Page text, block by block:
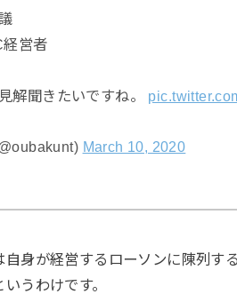
経営者
解聞きたいですね。
March 10, 2020
自身が経営するローソンに陳列す
うわけです。